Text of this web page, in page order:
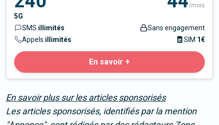
5G
SMS illimités
Appels illimités
/mois
Sans engagement
SIM 1€
En savoir +
En savoir plus sur les articles sponsorisés
Les articles sponsorisés, identifiés par la mention